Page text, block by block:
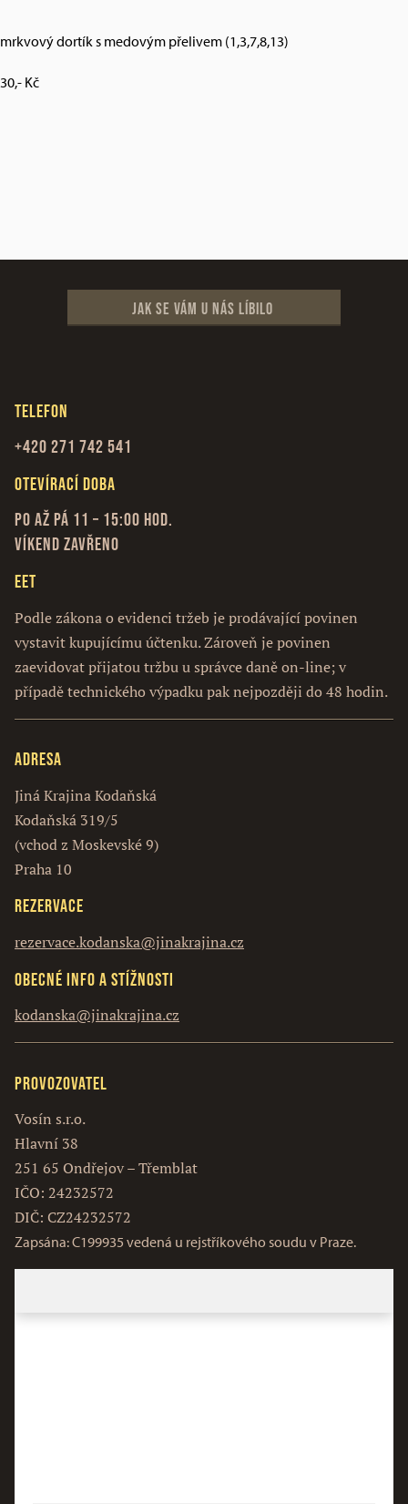
mrkvový dortík s medovým přelivem (1,3,7,8,13)
30,- Kč
Jak se vám u nás líbilo
Telefon
+420 271 742 541
Otevírací doba
Po až Pá 11 – 15:00 hod.
Víkend zavřeno
EET
Podle zákona o evidenci tržeb je prodávající povinen
vystavit kupujícímu účtenku. Zároveň je povinen
zaevidovat přijatou tržbu u správce daně on-line; v
případě technického výpadku pak nejpozději do 48 hodin.
Adresa
Jiná Krajina Kodaňská
Kodaňská 319/5
(vchod z Moskevské 9)
Praha 10
Rezervace
rezervace.kodanska@jinakrajina.cz
Obecné info a stížnosti
kodanska@jinakrajina.cz
Provozovatel
Vosín s.r.o.
Hlavní 38
251 65 Ondřejov – Třemblat
IČO: 24232572
DIČ: CZ24232572
Zapsána: C199935 vedená u rejstříkového soudu v Praze.